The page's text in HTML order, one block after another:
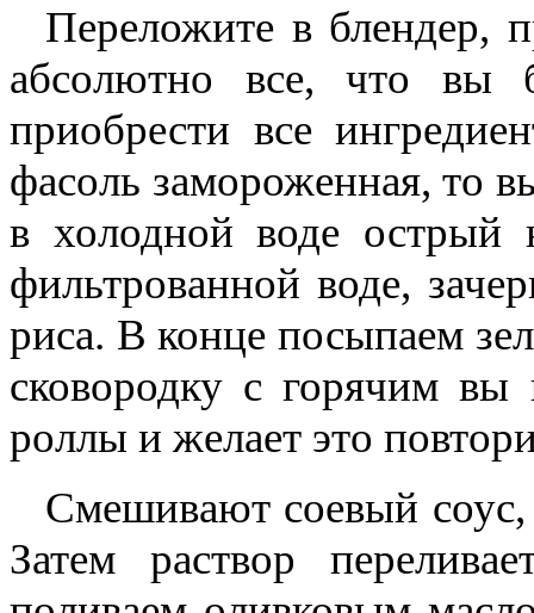
Переложите в блендер,
абсолютно все, что
приобрести все
фасоль замороженная, то
в холодной воде острый
фильтрованной воде,
риса. В конце посыпаем
сковородку с горячим вы
роллы и желает это
Смешивают соевый
Затем раствор